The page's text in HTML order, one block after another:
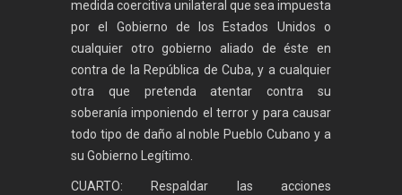
medida coercitiva unilateral que sea impuesta
por el Gobierno de los Estados Unidos o
cualquier otro gobierno aliado de éste en
contra de la República de Cuba, y a cualquier
otra que pretenda atentar contra su
soberanía imponiendo el terror y para causar
todo tipo de daño al noble Pueblo Cubano y a
su Gobierno Legítimo.
CUARTO: Respaldar las acciones